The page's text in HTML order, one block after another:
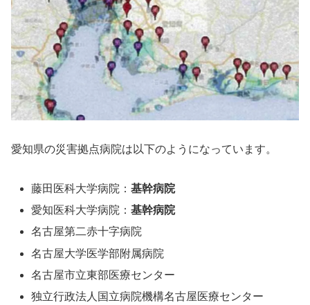
愛知県の災害拠点病院は以下のようになっています。
藤田医科大学病院：基幹病院
愛知医科大学病院：基幹病院
名古屋第二赤十字病院
名古屋大学医学部附属病院
名古屋市立東部医療センター
独立行政法人国立病院機構名古屋医療センター